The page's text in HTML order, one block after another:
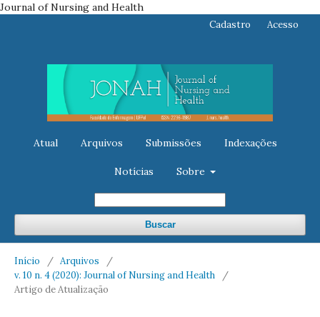
Journal of Nursing and Health
Atual Arquivos Submissões Indexações
Notícias Sobre
Buscar
Cadastro Acesso
Início / Arquivos
/
v. 10 n. 4 (2020): Journal of Nursing and Health
/
Artigo de Atualização